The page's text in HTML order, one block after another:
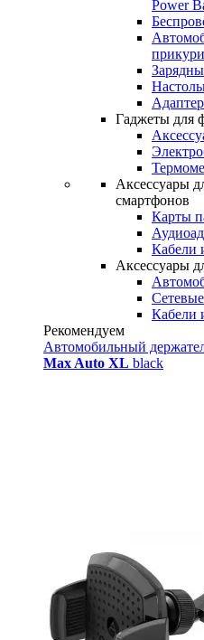
Power
Гаджеты для
Аксессуары
смартфонов
Карты
Кабели
Аксессуары
Кабели
Рекомендуем
Автомобильный
Max Auto XL black